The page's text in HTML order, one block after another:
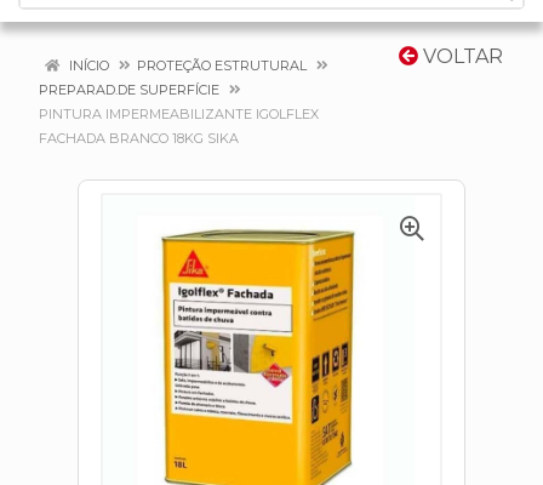
VOLTAR
INÍCIO
PROTEÇÃO ESTRUTURAL
PREPARAD.DE SUPERFÍCIE
PINTURA IMPERMEABILIZANTE IGOLFLEX
FACHADA BRANCO 18KG SIKA